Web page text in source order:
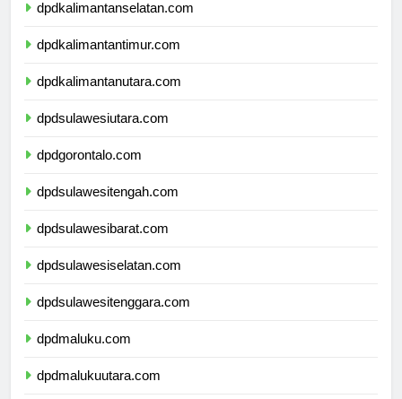
dpdkalimantanselatan.com
dpdkalimantantimur.com
dpdkalimantanutara.com
dpdsulawesiutara.com
dpdgorontalo.com
dpdsulawesitengah.com
dpdsulawesibarat.com
dpdsulawesiselatan.com
dpdsulawesitenggara.com
dpdmaluku.com
dpdmalukuutara.com